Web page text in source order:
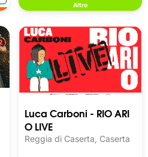
Altro
Luca Carboni - RIO ARI
O LIVE
Reggia di Caserta, Caserta